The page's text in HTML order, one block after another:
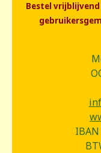
Bestel vrijblijvend